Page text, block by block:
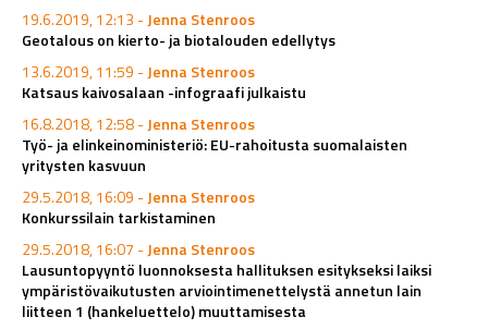
19.6.2019, 12:13 -Jenna Stenroos
Geotalous on kierto- ja biotalouden edellytys
13.6.2019, 11:59 -Jenna Stenroos
Katsaus kaivosalaan -infograafi julkaistu
16.8.2018, 12:58 -Jenna Stenroos
Työ- ja elinkeinoministeriö: EU-rahoitusta suomalaisten
yritysten kasvuun
29.5.2018, 16:09 -Jenna Stenroos
Konkurssilain tarkistaminen
29.5.2018, 16:07 -Jenna Stenroos
Lausuntopyyntö luonnoksesta hallituksen esitykseksi laiksi
ympäristövaikutusten arviointimenettelystä annetun lain
liitteen 1 (hankeluettelo) muuttamisesta